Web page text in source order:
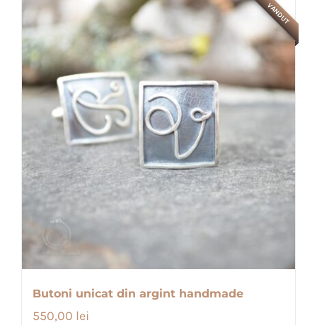
VANDUT
Butoni unicat din argint handmade
550,00 lei